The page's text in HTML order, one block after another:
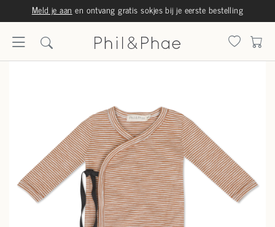
Meld je aan en ontvang gratis sokjes bij je eerste bestelling